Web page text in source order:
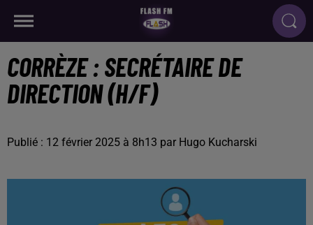
CORRÈZE : SECRÉTAIRE DE
DIRECTION (H/F)
Publié : 12 février 2025 à 8h13 par Hugo Kucharski